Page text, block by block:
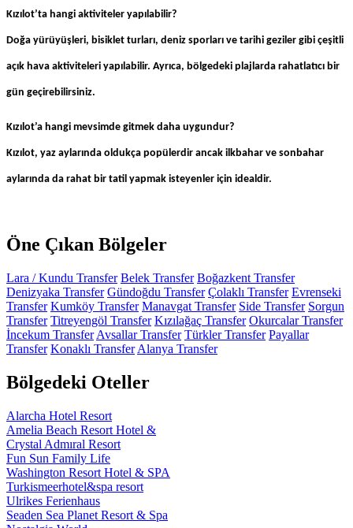
Kızılot’ta hangi aktiviteler yapılabilir?
Doğa yürüyüşleri, bisiklet turları, deniz sporları ve tarihi geziler gibi çeşitli
açık hava aktiviteleri yapılabilir. Ayrıca, bölgedeki plajlarda rahatlatıcı bir
gün geçirebilirsiniz.
Kızılot’a hangi mevsimde gitmek daha uygundur?
Kızılot, yaz aylarında oldukça popülerdir ancak ilkbahar ve sonbahar
aylarında da rahat bir tatil yapmak isteyenler için idealdir.
Öne Çıkan Bölgeler
Lara / Kundu Transfer Belek Transfer Boğazkent Transfer
Denizyaka Transfer Gündoğdu Transfer Çolaklı Transfer Evrenseki
Transfer Kumköy Transfer Manavgat Transfer Side Transfer Sorgun
Transfer Titreyengöl Transfer Kızılağaç Transfer Okurcalar Transfer
İncekum Transfer Avsallar Transfer Türkler Transfer Payallar
Transfer Konaklı Transfer Alanya Transfer
Bölgedeki Oteller
Alarcha Hotel Resort
Amelia Beach Resort Hotel &
Crystal Admıral Resort
Fun Sun Family Life
Washington Resort Hotel & SPA
Turkismeerhotel&spa resort
Ulrikes Ferienhaus
Seaden Sea Planet Resort & Spa